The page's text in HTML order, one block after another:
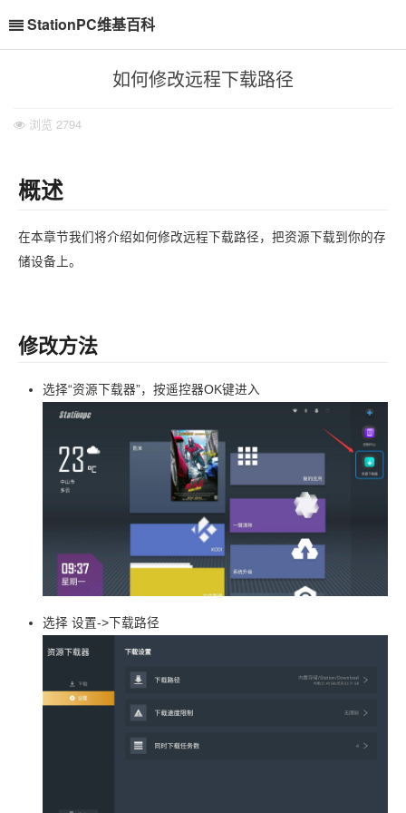
StationPC维基百科
如何修改远程下载路径
浏览 2794
概述
在本章节我们将介绍如何修改远程下载路径，把资源下载到你的存
储设备上。
修改方法
选择“资源下载器”，按遥控器OK键进入
选择 设置->下载路径